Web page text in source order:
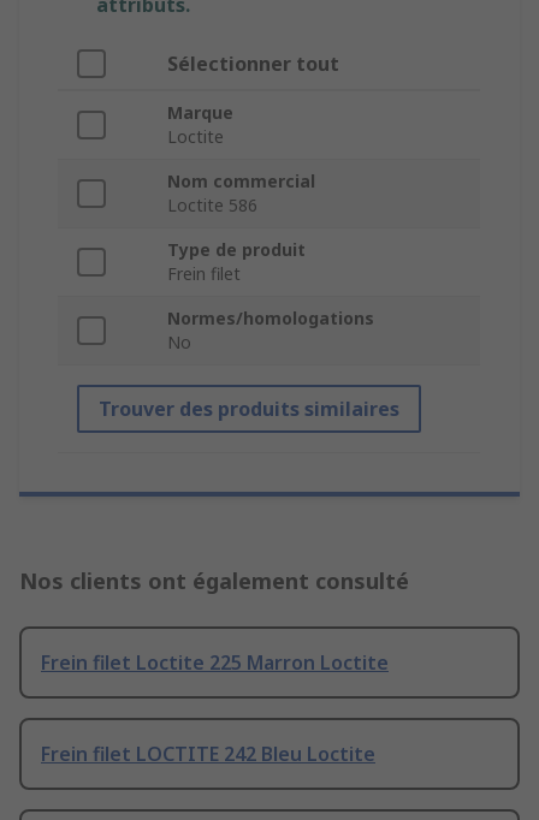
attributs.
Sélectionner tout
Marque
Loctite
Nom commercial
Loctite 586
Type de produit
Frein filet
Normes/homologations
No
Trouver des produits similaires
Nos clients ont également consulté
Frein filet Loctite 225 Marron Loctite
Frein filet LOCTITE 242 Bleu Loctite